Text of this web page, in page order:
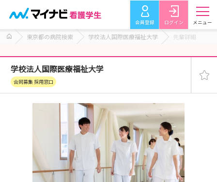
会員登録 ログイン メニュー
東京都の病院検索 学校法人国際医療福祉大学 先輩詳細
学校法人国際医療福祉大学
合同募集 採用窓口